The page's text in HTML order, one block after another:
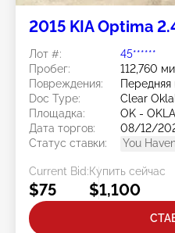
2015 KIA Optima
Лот #:
45******
Пробег:
112,760
Повреждения:
Передняя
Doc Type:
Clear
Площадка:
OK -
Дата торгов:
08/12/
Статус ставки:
You
Current Bid:
$75
Купить сейчас
$1,100